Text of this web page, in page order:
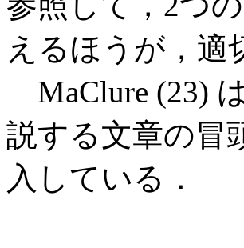
えるほうが，適
MaClure (23)
説する文章の冒
入している．